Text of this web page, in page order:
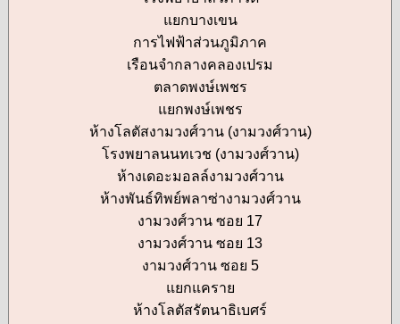
แยกบางเขน
การไฟฟ้าส่วนภูมิภาค
เรือนจำกลางคลองเปรม
ตลาดพงษ์เพชร
แยกพงษ์เพชร
ห้างโลตัสงามวงศ์วาน (งามวงศ์วาน)
โรงพยาลนนทเวช (งามวงศ์วาน)
ห้างเดอะมอลล์งามวงศ์วาน
ห้างพันธ์ทิพย์พลาซ่างามวงศ์วาน
งามวงศ์วาน ซอย 17
งามวงศ์วาน ซอย 13
งามวงศ์วาน ซอย 5
แยกแคราย
ห้างโลตัสรัตนาธิเบศร์